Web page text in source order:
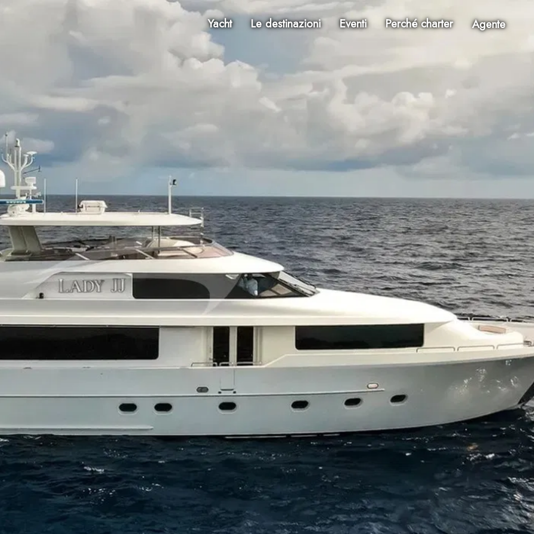
Yacht Le destinazioni Eventi Perché charter Agente